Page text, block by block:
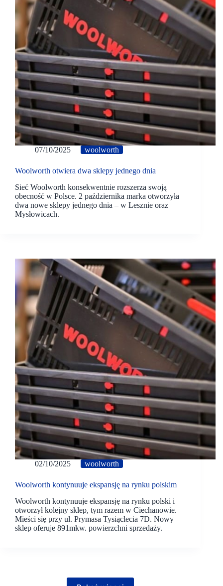
07/10/2025 woolworth
Woolworth otwiera dwa sklepy jednego dnia
Sieć Woolworth konsekwentnie rozszerza swoją
obecność w Polsce. 2 października marka otworzyła
dwa nowe sklepy jednego dnia – w Lesznie oraz
Mysłowicach.
02/10/2025 woolworth
Woolworth kontynuuje ekspansję na rynku polskim
Woolworth kontynuuje ekspansję na rynku polski i
otworzył kolejny sklep, tym razem w Ciechanowie.
Mieści się przy ul. Prymasa Tysiąclecia 7D. Nowy
sklep oferuje 891mkw. powierzchni sprzedaży.